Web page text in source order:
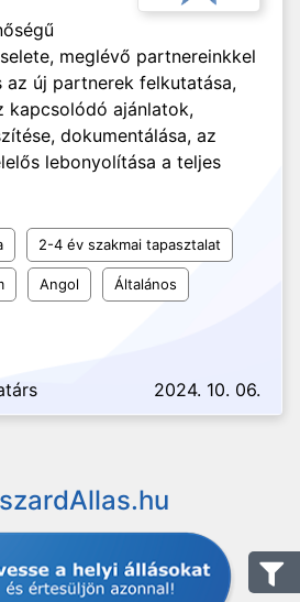
meglévő partnereinkkel
az új partnerek felkutatása,
kapcsolódó ajánlatok,
dokumentálása, az
lebonyolítása a teljes
2-4 év szakmai tapasztalat
Angol Általános
2024. 10. 06.